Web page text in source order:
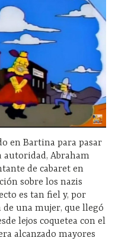
en Bartina para pasar
autoridad, Abraham
de cabaret en
sobre los nazis
es tan fiel y, por
de una mujer, que llegó
lejos coquetea con el
alcanzado mayores